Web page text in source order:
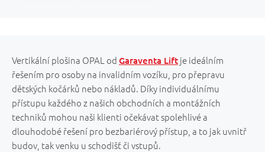
Vertikální plošina OPAL od Garaventa Lift je ideálním
řešením pro osoby na invalidním vozíku, pro přepravu
dětských kočárků nebo nákladů. Díky individuálnímu
přístupu každého z našich obchodních a montážních
techniků mohou naši klienti očekávat spolehlivé a
dlouhodobé řešení pro bezbariérový přístup, a to jak uvnitř
budov, tak venku u schodišť či vstupů.